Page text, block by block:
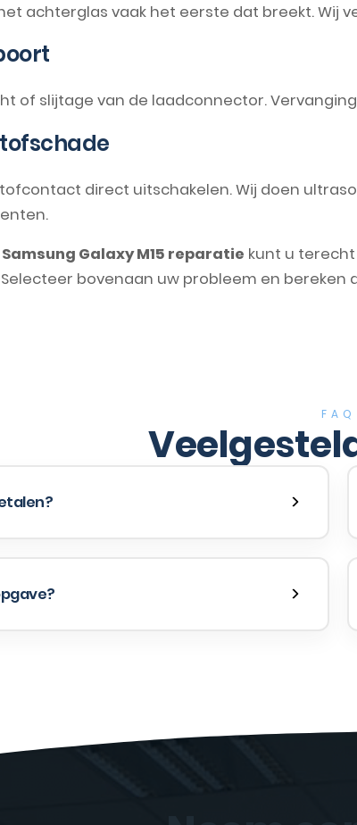
achterglas vaak het eerste dat breekt. Wij
of slijtage van de laadconnector.
direct uitschakelen. Wij doen
Samsung Galaxy M15 reparatie kunt u
Selecteer bovenaan uw probleem en bereken
FAQ